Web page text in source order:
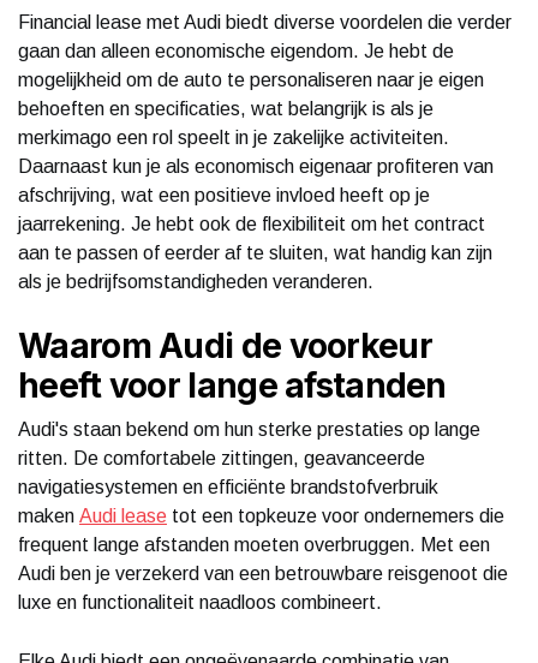
Financial lease met Audi biedt diverse voordelen die verder
gaan dan alleen economische eigendom. Je hebt de
mogelijkheid om de auto te personaliseren naar je eigen
behoeften en specificaties, wat belangrijk is als je
merkimago een rol speelt in je zakelijke activiteiten.
Daarnaast kun je als economisch eigenaar profiteren van
afschrijving, wat een positieve invloed heeft op je
jaarrekening. Je hebt ook de flexibiliteit om het contract
aan te passen of eerder af te sluiten, wat handig kan zijn
als je bedrijfsomstandigheden veranderen.
Waarom Audi de voorkeur
heeft voor lange afstanden
Audi's staan bekend om hun sterke prestaties op lange
ritten. De comfortabele zittingen, geavanceerde
navigatiesystemen en efficiënte brandstofverbruik
maken Audi lease tot een topkeuze voor ondernemers die
frequent lange afstanden moeten overbruggen. Met een
Audi ben je verzekerd van een betrouwbare reisgenoot die
luxe en functionaliteit naadloos combineert.